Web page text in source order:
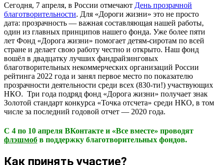
Сегодня, 7 апреля, в России отмечают День прозрачной
благотворительности. Для «Дороги жизни» это не просто
дата: прозрачность — важная составляющая нашей работы,
один из главных принципов нашего фонда. Уже более пяти
лет Фонд «Дорога жизни» помогает детям-сиротам по всей
стране и делает свою работу честно и открыто. Наш фонд
вошёл в двадцатку лучших фандрайзинговых
благотворительных некоммерческих организаций России
рейтинга 2022 года и занял первое место по показателю
прозрачности деятельности среди всех (830-ти!) участвующих
НКО. Три года подряд фонд «Дорога жизни» получает знак
Золотой стандарт конкурса «Точка отсчета» среди НКО, в том
числе за последний годовой отчет — 2020 года.
С 4 по 10 апреля ВКонтакте и «Все вместе» проводят
флэшмоб в поддержку благотворительных фондов.
Как принять участие?